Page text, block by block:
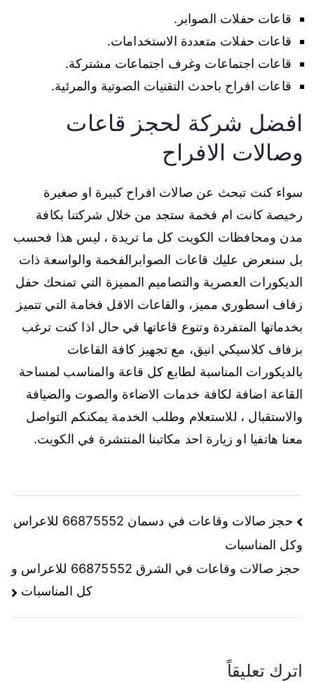
قاعات حفلات الصوابر.
قاعات حفلات متعددة الاستخدامات.
قاعات اجتماعات وغرف اجتماعات مشتركة.
قاعات افراح باحدث التقنيات الصوتية والمرئية.
افضل شركة لحجز قاعات
وصالات الافراح
سواء كنت تبحث عن صالات افراح كبيرة او صغيرة
رخيصة كانت ام فخمة ستجد من خلال شركتنا بكافة
مدن ومحافظات الكويت كل ما تريدة ، ليس هذا فحسب
بل سنعرض عليك قاعات الصوابرالفخمة والواسعة ذات
الديكورات العصرية والتصاميم المميزة التي تمنحك حفل
زفاف اسطوري مميز، والقاعات الاقل فخامة التي تتميز
بخدماتها المتفردة وتنوع قاعاتها في حال اذا كنت ترغب
بزفاف كلاسيكي انيق، مع تجهيز كافة القاعات
بالديكورات المناسبة لطابع كل قاعة والمناسب لمساحة
القاعة اضافة لكافة خدمات الاضاءة والصوت والضيافة
والاستقبال ، للاستعلام وطلب الخدمة يمكنكم التواصل
معنا هاتفيا او زيارة احد مكاتبنا المنتشرة في الكويت.
حجز صالات وقاعات في دسمان 66875552 للاعراس
وكل المناسبات
حجز صالات وقاعات في الشرق 66875552 للاعراس و
كل المناسبات
اترك تعليقاً